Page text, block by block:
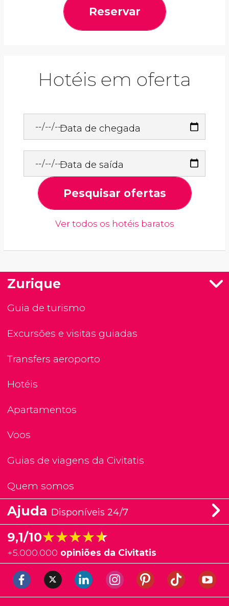
Reservar
Hotéis em oferta
Data de chegada
Data de saída
Pesquisar ofertas
Ver todos os hotéis baratos
Zurique
Guia de turismo
Excursões e visitas guiadas
Transfers aeroporto
Hotéis
Apartamentos
Voos
Guias de viagens da Civitatis
Quem somos
Ajuda Disponíveis 24/7
9,1/10★★★★★
★★★★★
+5.000.000 opiniões da Civitatis